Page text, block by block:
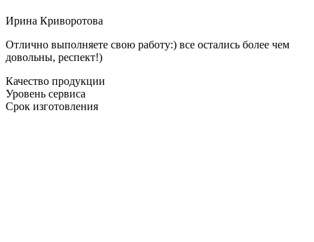
Ирина Криворотова
Отлично выполняете свою работу:) все остались более чем
довольны, респект!)
Качество продукции
Уровень сервиса
Срок изготовления